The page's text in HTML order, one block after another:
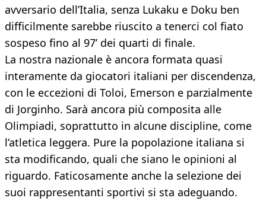
avversario dell’Italia, senza Lukaku e Doku ben
difficilmente sarebbe riuscito a tenerci col fiato
sospeso fino al 97’ dei quarti di finale.
La nostra nazionale è ancora formata quasi
interamente da giocatori italiani per discendenza,
con le eccezioni di Toloi, Emerson e parzialmente
di Jorginho. Sarà ancora più composita alle
Olimpiadi, soprattutto in alcune discipline, come
l’atletica leggera. Pure la popolazione italiana si
sta modificando, quali che siano le opinioni al
riguardo. Faticosamente anche la selezione dei
suoi rappresentanti sportivi si sta adeguando.